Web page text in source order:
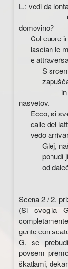
L.: vedi da
Od
domovino?
Col cuore in
lascian le
e
S srcem v
zapuščajo
in
nasvetov.
Ecco, si
dalle del
vedo arrivar
Glej, naša
ponudi ji
od daleč
Scena 2 / 2.
(Si sveglia
gente con
G. se
povsem
škatlami,